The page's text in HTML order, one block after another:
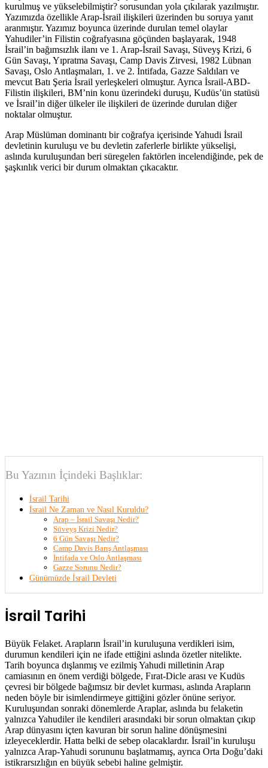
kurulmuş ve yükselebilmiştir? sorusundan yola çıkılarak yazılmıştır.
Yazımızda özellikle Arap-İsrail ilişkileri üzerinden bu soruya yanıt
aranmıştır. Yazımız boyunca üzerinde durulan temel olaylar
Yahudiler’in Filistin coğrafyasına göçünden başlayarak, 1948
İsrail’in bağımsızlık ilanı ve 1. Arap-İsrail Savaşı, Süveyş Krizi, 6
Gün Savaşı, Yıpratma Savaşı, Camp Davis Zirvesi, 1982 Lübnan
Savaşı, Oslo Antlaşmaları, 1. ve 2. İntifada, Gazze Saldıları ve
mevcut Batı Şeria İsrail yerleşkeleri olmuştur. Ayrıca İsrail-ABD-
Filistin ilişkileri, BM’nin konu üzerindeki duruşu, Kudüs’ün statüsü
ve İsrail’in diğer ülkeler ile ilişkileri de üzerinde durulan diğer
noktalar olmuştur.
Arap Müslüman dominantı bir coğrafya içerisinde Yahudi İsrail
devletinin kuruluşu ve bu devletin zaferlerle birlikte yükselişi,
aslında kuruluşundan beri süregelen faktörlen incelendiğinde, pek de
şaşkınlık verici bir durum olmaktan çıkacaktır.
Bu Yazının İçindeki Başlıklar:
İsrail Tarihi
İsrail Ne Zaman ve Nasıl Kuruldu?
Arap – İsrail Savaşı Nedir?
Süveyş Krizi Nedir?
6 Gün Savaşı Nedir?
Camp Davis Barış Antlaşması
İntifada ve Oslo Antlaşması
Gazze Sorunu Nedir?
Günümüzde İsrail Devleti
İsrail Tarihi
Büyük Felaket. Arapların İsrail’in kuruluşuna verdikleri isim,
durumun kendileri için ne ifade ettiğini aslında özetler nitelikte.
Tarih boyunca dışlanmış ve ezilmiş Yahudi milletinin Arap
camiasının en önem verdiği bölgede, Fırat-Dicle arası ve Kudüs
çevresi bir bölgede bağımsız bir devlet kurması, aslında Arapların
neden böyle bir isimlendirmeye gittiğini gözler önüne seriyor.
Kuruluşundan sonraki dönemlerde Araplar, aslında bu felaketin
yalnızca Yahudiler ile kendileri arasındaki bir sorun olmaktan çıkıp
Arap dünyasını içten kavuran bir sorun haline dönüşmesini
izleyeceklerdir. Hatta belki de sebep olacaklardır. İsrail’in kuruluşu
yalnızca Arap-Yahudi sorununu başlatmamış, ayrıca Orta Doğu’daki
istikrarsızlığın en büyük sebebi haline gelmiştir.